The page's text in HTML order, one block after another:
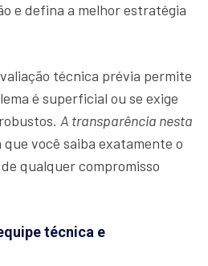
e defina a melhor estratégia
técnica prévia permite
é superficial ou se exige
A transparência nesta
que você saiba exatamente o
qualquer compromisso
técnica e